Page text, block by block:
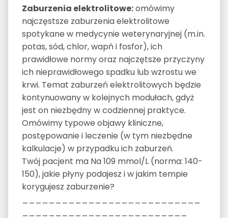
Zaburzenia elektrolitowe:omówimy
najczęstsze zaburzenia elektrolitowe
spotykane w medycynie weterynaryjnej (m.in.
potas, sód, chlor, wapń i fosfor), ich
prawidłowe normy oraz najczętsze przyczyny
ich nieprawidłowego spadku lub wzrostu we
krwi. Temat zaburzeń elektrolitowych będzie
kontynuowany w kolejnych modułach, gdyż
jest on niezbędny w codziennej praktyce.
Omówimy typowe objawy kliniczne,
postępowanie i leczenie (w tym niezbędne
kalkulacje) w przypadku ich zaburzeń.
Twój pacjent ma Na 109 mmol/L (norma: 140-
150), jakie płyny podajesz i w jakim tempie
korygujesz zaburzenie?